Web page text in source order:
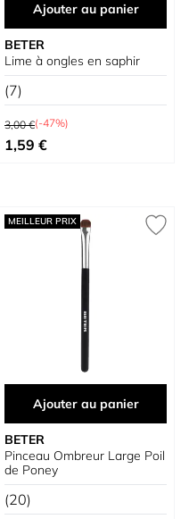
Ajouter au panier
BETER
Lime à ongles en saphir
(7)
Prix normal
3,00 €(-47%)
Prix spécial
1,59 €
MEILLEUR PRIX
Ajouter au panier
BETER
Pinceau Ombreur Large Poil
de Poney
(20)